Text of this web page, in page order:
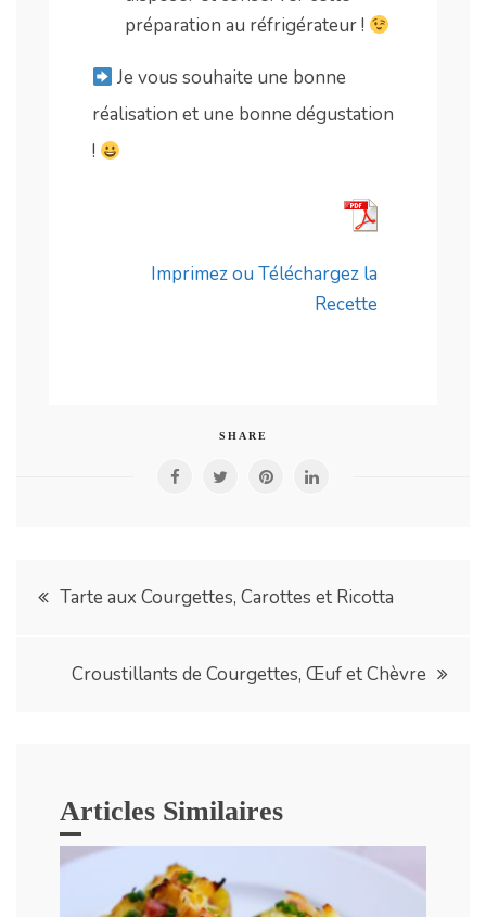
préparation au réfrigérateur !
Je vous souhaite une bonne
réalisation et une bonne dégustation
!
Imprimez ou Téléchargez la
Recette
SHARE
Navigation
Tarte aux Courgettes, Carottes et Ricotta
Croustillants de Courgettes, Œuf et Chèvre
Articles Similaires